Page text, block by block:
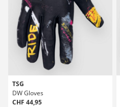
TSG
DW Gloves
CHF 44,95